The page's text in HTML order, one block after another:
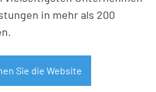
in mehr als 200
Sie die Website